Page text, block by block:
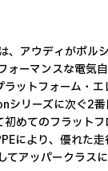
アウディがポル
ォーマンスな電気
ットフォーム・
リーズに次ぐ2番
初めてのフラット
により、優れた
てアッパークラス